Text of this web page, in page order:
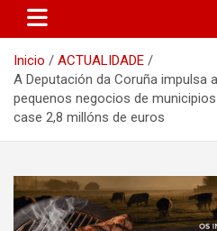
Inicio
ACTUALIDADE
A Deputación da Coruña impulsa
pequenos negocios de
case 2,8 millóns de euros